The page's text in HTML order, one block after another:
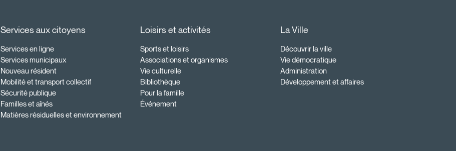
Services aux citoyens
Services en ligne
Services municipaux
Nouveau résident
Mobilité et transport collectif
Sécurité publique
Familles et aînés
Matières résiduelles et environnement
Loisirs et activités
Sports et loisirs
Associations et organismes
Vie culturelle
Bibliothèque
Pour la famille
Événement
La Ville
Découvrir la ville
Vie démocratique
Administration
Développement et affaires